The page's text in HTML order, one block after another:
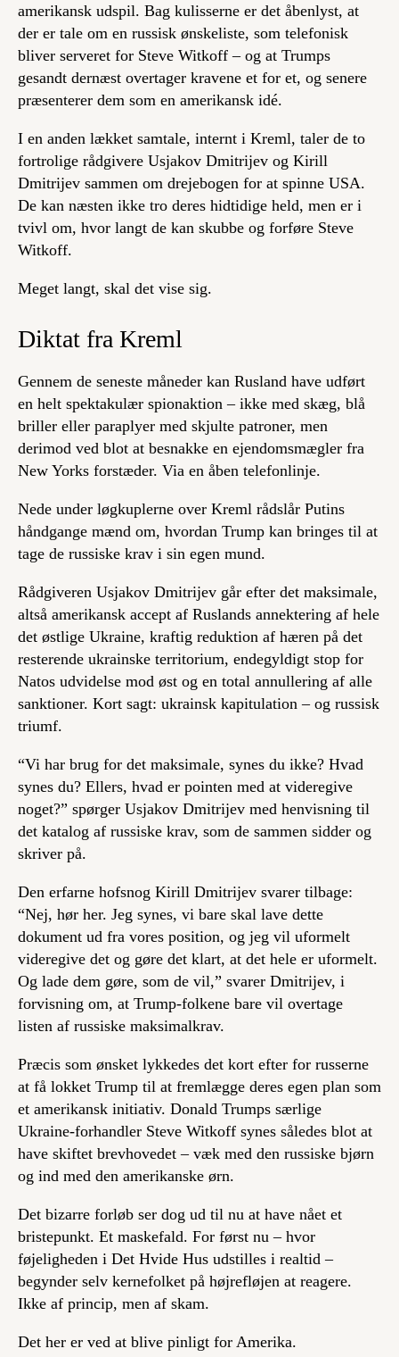
amerikansk udspil. Bag kulisserne er det åbenlyst, at
der er tale om en russisk ønskeliste, som telefonisk
bliver serveret for Steve Witkoff – og at Trumps
gesandt dernæst overtager kravene et for et, og senere
præsenterer dem som en amerikansk idé.
I en anden lækket samtale, internt i Kreml, taler de to
fortrolige rådgivere Usjakov Dmitrijev og Kirill
Dmitrijev sammen om drejebogen for at spinne USA.
De kan næsten ikke tro deres hidtidige held, men er i
tvivl om, hvor langt de kan skubbe og forføre Steve
Witkoff.
Meget langt, skal det vise sig.
Diktat fra Kreml
Gennem de seneste måneder kan Rusland have udført
en helt spektakulær spionaktion – ikke med skæg, blå
briller eller paraplyer med skjulte patroner, men
derimod ved blot at besnakke en ejendomsmægler fra
New Yorks forstæder. Via en åben telefonlinje.
Nede under løgkuplerne over Kreml rådslår Putins
håndgange mænd om, hvordan Trump kan bringes til at
tage de russiske krav i sin egen mund.
Rådgiveren Usjakov Dmitrijev går efter det maksimale,
altså amerikansk accept af Ruslands annektering af hele
det østlige Ukraine, kraftig reduktion af hæren på det
resterende ukrainske territorium, endegyldigt stop for
Natos udvidelse mod øst og en total annullering af alle
sanktioner. Kort sagt: ukrainsk kapitulation – og russisk
triumf.
“Vi har brug for det maksimale, synes du ikke? Hvad
synes du? Ellers, hvad er pointen med at videregive
noget?” spørger Usjakov Dmitrijev med henvisning til
det katalog af russiske krav, som de sammen sidder og
skriver på.
Den erfarne hofsnog Kirill Dmitrijev svarer tilbage:
“Nej, hør her. Jeg synes, vi bare skal lave dette
dokument ud fra vores position, og jeg vil uformelt
videregive det og gøre det klart, at det hele er uformelt.
Og lade dem gøre, som de vil,” svarer Dmitrijev, i
forvisning om, at Trump-folkene bare vil overtage
listen af russiske maksimalkrav.
Præcis som ønsket lykkedes det kort efter for russerne
at få lokket Trump til at fremlægge deres egen plan som
et amerikansk initiativ. Donald Trumps særlige
Ukraine-forhandler Steve Witkoff synes således blot at
have skiftet brevhovedet – væk med den russiske bjørn
og ind med den amerikanske ørn.
Det bizarre forløb ser dog ud til nu at have nået et
bristepunkt. Et maskefald. For først nu – hvor
føjeligheden i Det Hvide Hus udstilles i realtid –
begynder selv kernefolket på højrefløjen at reagere.
Ikke af princip, men af skam.
Det her er ved at blive pinligt for Amerika.